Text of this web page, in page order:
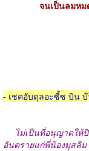
จนเป็นลมหม
- เชคอับดุลอะซี้ซ บิน
ไม่เป็นที่อนุญาตให้ปิ
อันตรายแก่พี่น้องมุสลิม